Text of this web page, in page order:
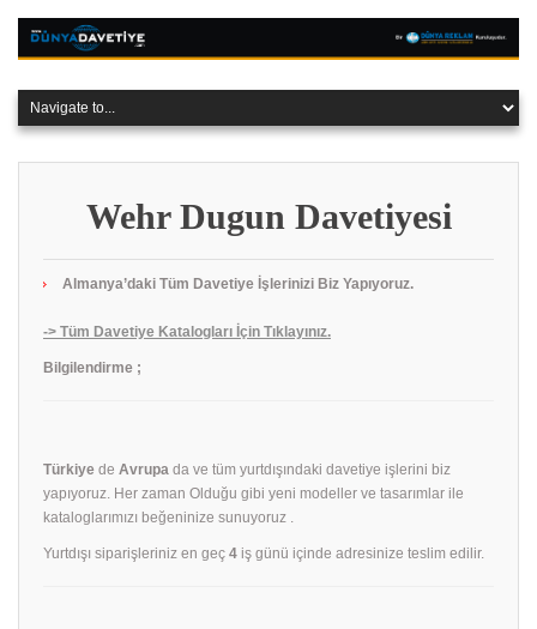
Wehr Dugun Davetiyesi
Almanya’daki Tüm Davetiye İşlerinizi Biz Yapıyoruz.
-> Tüm Davetiye Katalogları İçin Tıklayınız.
Bilgilendirme ;
Türkiye de Avrupa da ve tüm yurtdışındaki davetiye işlerini biz
yapıyoruz. Her zaman Olduğu gibi yeni modeller ve tasarımlar ile
kataloglarımızı beğeninize sunuyoruz .
Yurtdışı siparişleriniz en geç 4 iş günü içinde adresinize teslim edilir.